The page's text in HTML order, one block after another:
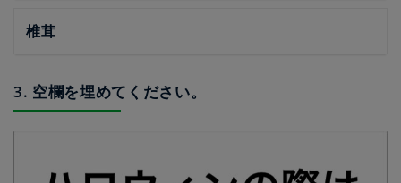
椎茸
3. 空欄を埋めてください。